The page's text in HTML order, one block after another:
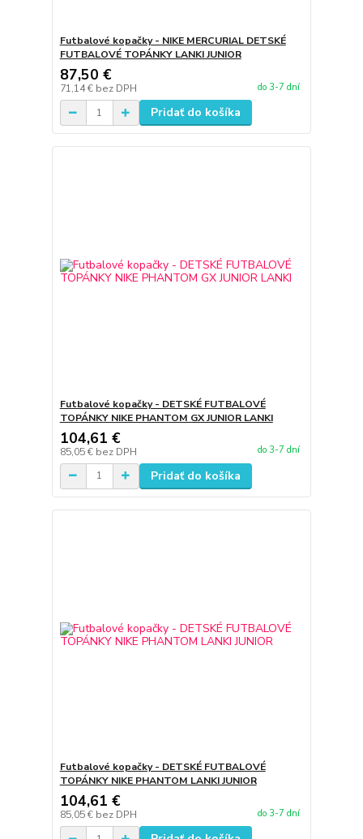
Futbalové kopačky - NIKE MERCURIAL DETSKÉ
FUTBALOVÉ TOPÁNKY LANKI JUNIOR
87,50 €
71,14 € bez DPH do 3-7 dní
Pridať do košíka
Futbalové kopačky - DETSKÉ FUTBALOVÉ
TOPÁNKY NIKE PHANTOM GX JUNIOR LANKI
104,61 €
85,05 € bez DPH do 3-7 dní
Pridať do košíka
Futbalové kopačky - DETSKÉ FUTBALOVÉ
TOPÁNKY NIKE PHANTOM LANKI JUNIOR
104,61 €
85,05 € bez DPH do 3-7 dní